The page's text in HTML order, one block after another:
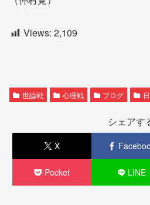
Views: 2,109
世論戦 心理戦 ブログ
シェアす
X
Pocket LINE